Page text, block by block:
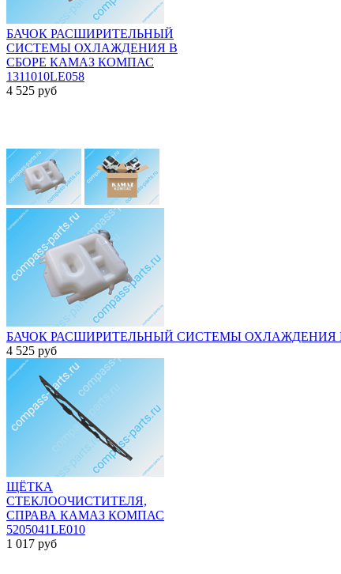
БАЧОК РАСШИРИТЕЛЬНЫЙ
СИСТЕМЫ ОХЛАЖДЕНИЯ В
СБОРЕ КАМАЗ КОМПАС
1311010LE058
4 525 руб
БАЧОК РАСШИРИТЕЛЬНЫЙ СИСТЕМЫ ОХЛАЖДЕНИЯ В
4 525 руб
ЩЁТКА
СТЕКЛООЧИСТИТЕЛЯ,
СПРАВА КАМАЗ КОМПАС
5205041LE010
1 017 руб